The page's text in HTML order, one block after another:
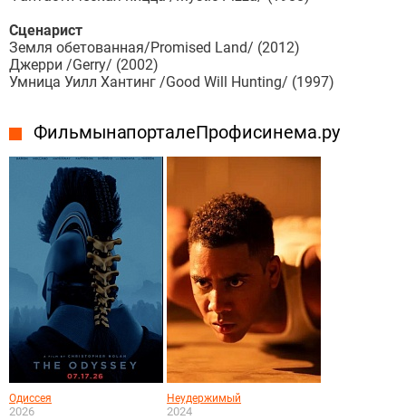
Сценарист
Земля обетованная/Promised Land/ (2012)
Джерри /Gerry/ (2002)
Умница Уилл Хантинг /Good Will Hunting/ (1997)
Фильмы на портале Профисинема.ру
Одиссея
2026
Неудержимый
2024